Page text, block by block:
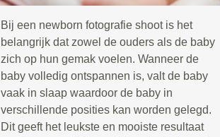
Bij een newborn fotografie shoot is het
belangrijk dat zowel de ouders als de baby
zich op hun gemak voelen. Wanneer de
baby volledig ontspannen is, valt de baby
vaak in slaap waardoor de baby in
verschillende posities kan worden gelegd.
Dit geeft het leukste en mooiste resultaat